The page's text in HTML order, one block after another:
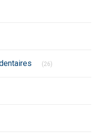
(26)